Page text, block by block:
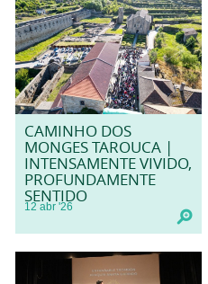
CAMINHO DOS
MONGES TAROUCA |
INTENSAMENTE VIVIDO,
PROFUNDAMENTE
SENTIDO
12 abr '26